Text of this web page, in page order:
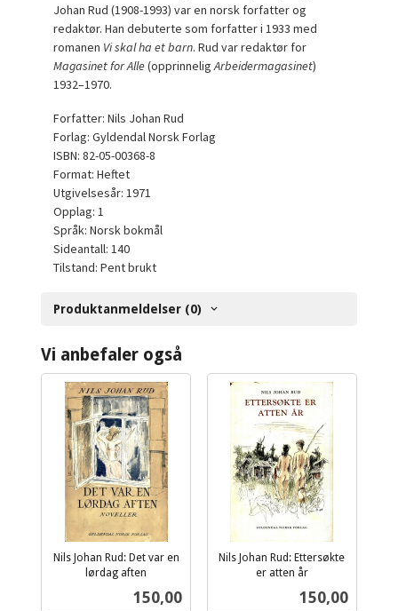
Johan Rud (1908-1993) var en norsk forfatter og
redaktør. Han debuterte som forfatter i 1933 med
romanen Vi skal ha et barn. Rud var redaktør for
Magasinet for Alle(opprinneligArbeidermagasinet)
1932–1970.
Forfatter: Nils Johan Rud
Forlag: Gyldendal Norsk Forlag
ISBN: 82-05-00368-8
Format: Heftet
Utgivelsesår: 1971
Opplag: 1
Språk: Norsk bokmål
Sideantall: 140
Tilstand: Pent brukt
Produktanmeldelser (0)
Vi anbefaler også
Nils Johan Rud: Det var en
lørdag aften
Pris
150,00
Nils Johan Rud: Ettersøkte
er atten år
Pris
150,00